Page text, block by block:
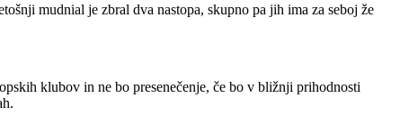
mudnial je zbral dva nastopa, skupno pa jih ima za seboj že
klubov in ne bo presenečenje, če bo v bližnji prihodnosti